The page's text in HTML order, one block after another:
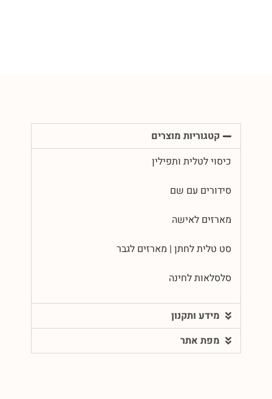
קטגוריות מוצרים
כיסוי לטלית ותפילין
סידורים עם שם
מארזים לאישה
סט טלית לחתן | מארזים לגבר
סלסלאות לחינה
מידע ותקנון
מפת אתר